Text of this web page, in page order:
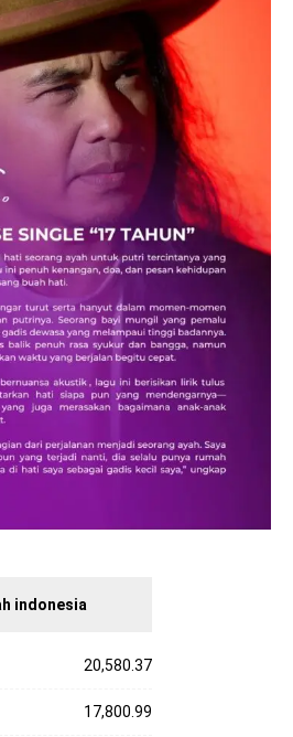
indonesia
20,580.37
17,800.99